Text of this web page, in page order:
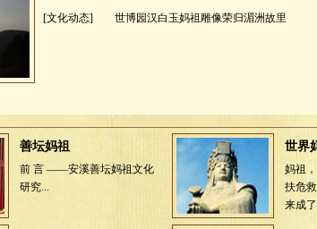
[文化动态]
世博园汉白玉妈祖雕像荣归湄洲故里
善坛妈祖
前 言 ——安溪善坛妈祖文化
研究...
世界
妈祖
扶危
来成